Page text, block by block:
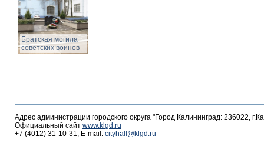
Братская могила
советских воинов
Адрес администрации городского округа "Город Калининград: 236022,
Официальный сайт www.klgd.ru
+7 (4012) 31-10-31, E-mail: cityhall@klgd.ru